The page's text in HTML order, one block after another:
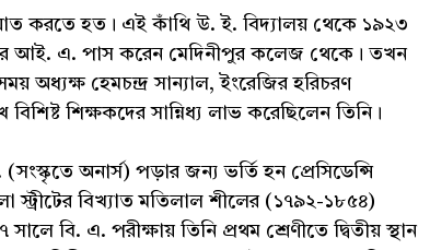
করতে হত। এই কাঁথি উ. ই. বিদ্যালয় থেকে ১৯২৩
আই. এ. পাস করেন মেদিনীপুর কলেজ থেকে। তখন
অধ্যক্ষ হেমচন্দ্র সান্যাল, ইংরেজির হরিচরণ
বিশিষ্ট শিক্ষকদের সান্নিধ্য লাভ করেছিলেন তিনি।
অনার্স) পড়ার জন্য ভর্তি হন প্রেসিডেন্সি
বিখ্যাত মতিলাল শীলের (১৭৯২-১৮৫৪)
বি. এ. পরীক্ষায় তিনি প্রথম শ্রেণীতে দ্বিতীয় স্থান